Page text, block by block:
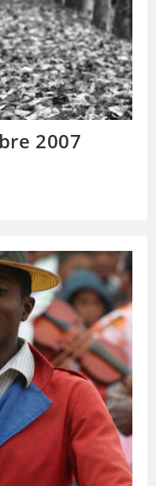
2007